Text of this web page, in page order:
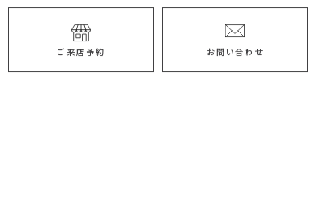
ご来店予約 お問い合わせ